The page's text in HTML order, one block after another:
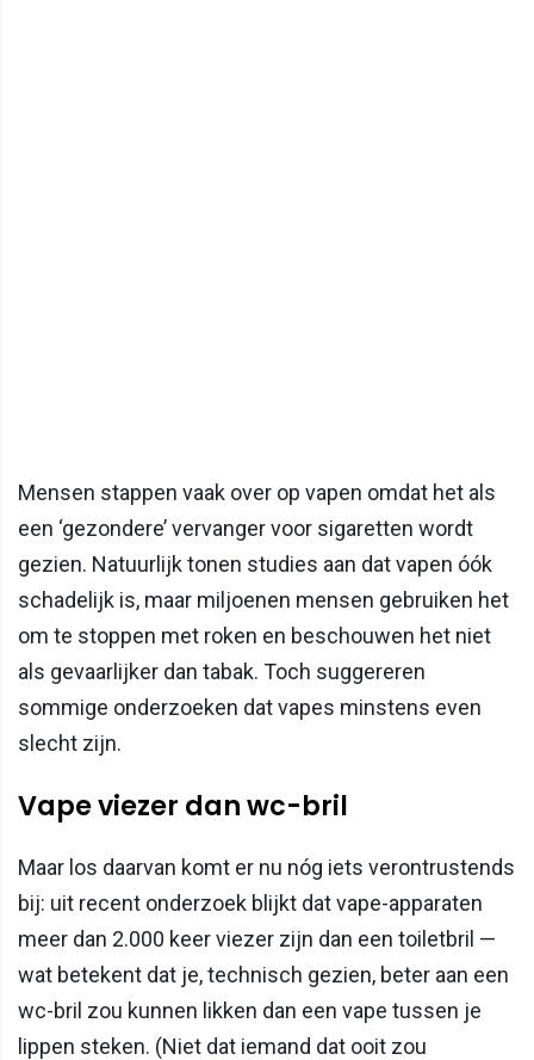
Mensen stappen vaak over op vapen omdat het als
een ‘gezondere’ vervanger voor sigaretten wordt
gezien. Natuurlijk tonen studies aan dat vapen óók
schadelijk is, maar miljoenen mensen gebruiken het
om te stoppen met roken en beschouwen het niet
als gevaarlijker dan tabak. Toch suggereren
sommige onderzoeken dat vapes minstens even
slecht zijn.
Vape viezer dan wc-bril
Maar los daarvan komt er nu nóg iets verontrustends
bij: uit recent onderzoek blijkt dat vape-apparaten
meer dan 2.000 keer viezer zijn dan een toiletbril —
wat betekent dat je, technisch gezien, beter aan een
wc-bril zou kunnen likken dan een vape tussen je
lippen steken. (Niet dat iemand dat ooit zou